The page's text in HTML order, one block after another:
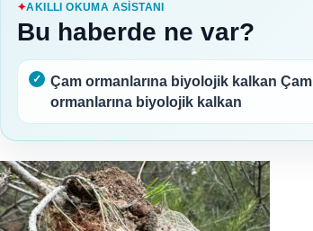
AKILLI OKUMA ASISTANI
Bu haberde ne var?
Çam ormanlarına biyolojik kalkan Çam
ormanlarına biyolojik kalkan